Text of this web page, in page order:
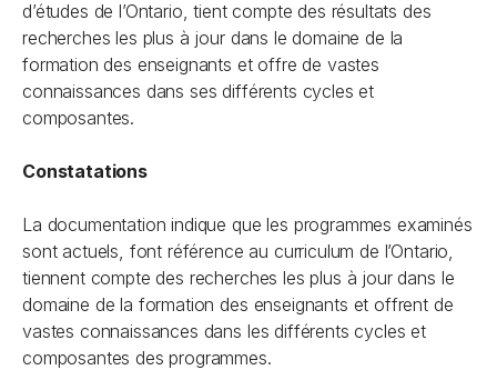
d’études de l’Ontario, tient compte des résultats des
recherches les plus à jour dans le domaine de la
formation des enseignants et offre de vastes
connaissances dans ses différents cycles et
composantes.
Constatations
La documentation indique que les programmes examinés
sont actuels, font référence au curriculum de l’Ontario,
tiennent compte des recherches les plus à jour dans le
domaine de la formation des enseignants et offrent de
vastes connaissances dans les différents cycles et
composantes des programmes.